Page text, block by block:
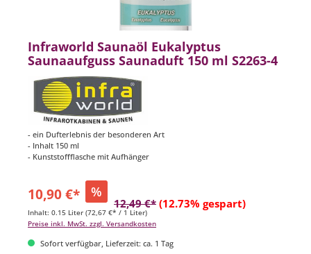
Infraworld Saunaöl Eukalyptus
Saunaaufguss Saunaduft 150 ml S2263-4
- ein Dufterlebnis der besonderen Art
- Inhalt 150 ml
- Kunststoffflasche mit Aufhänger
10,90 €* %
12,49 €* (12.73% gespart)
Inhalt: 0.15 Liter (72,67 €* / 1 Liter)
Preise inkl. MwSt. zzgl. Versandkosten
Sofort verfügbar, Lieferzeit: ca. 1 Tag